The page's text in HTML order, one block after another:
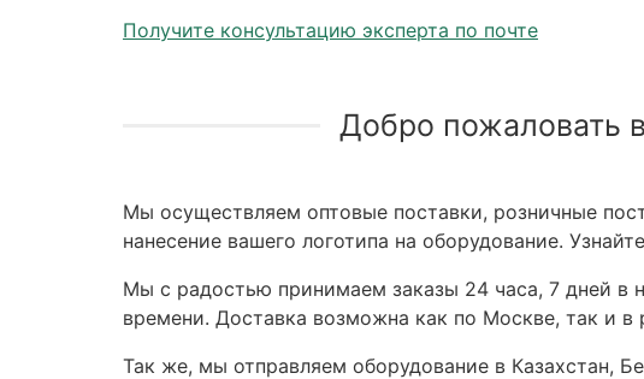
Получите консультацию эксперта по почте
Добро пожаловать
Мы осуществляем оптовые поставки, розничные
нанесение вашего логотипа на оборудование. Узнайте
Мы с радостью принимаем заказы 24 часа, 7 дней в
времени. Доставка возможна как по Москве, так и
Так же, мы отправляем оборудование в Казахстан,